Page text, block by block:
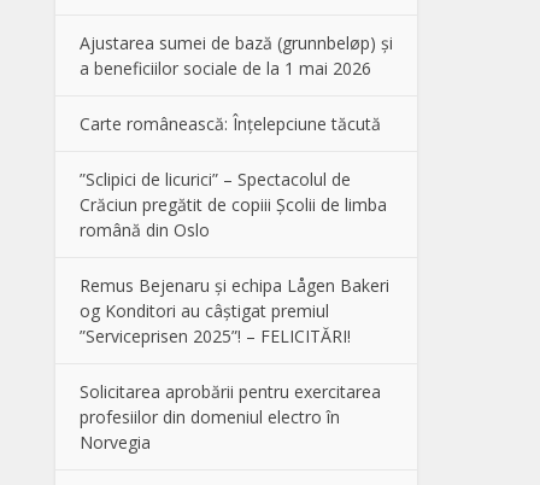
Ajustarea sumei de bază (grunnbeløp) și
a beneficiilor sociale de la 1 mai 2026
Carte românească: Înțelepciune tăcută
”Sclipici de licurici” – Spectacolul de
Crăciun pregătit de copiii Școlii de limba
română din Oslo
Remus Bejenaru și echipa Lågen Bakeri
og Konditori au câștigat premiul
”Serviceprisen 2025”! – FELICITĂRI!
Solicitarea aprobării pentru exercitarea
profesiilor din domeniul electro în
Norvegia